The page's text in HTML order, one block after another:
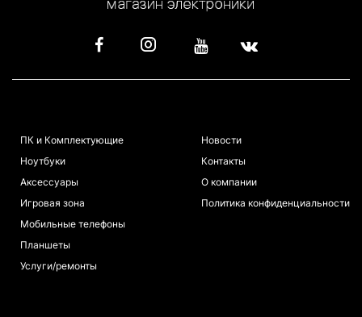
ПК и Комплектующие
Ноутбуки
Аксессуары
Игровая зона
Мобильные телефоны
Планшеты
Услуги/ремонты
Новости
Контакты
О компании
Политика конфиденциальности